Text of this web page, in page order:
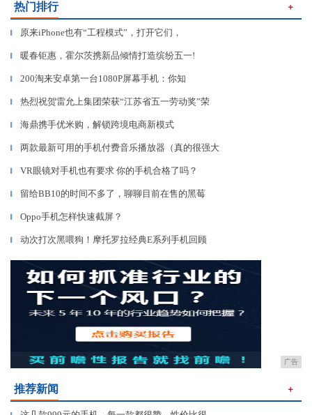
热门排行 ＋
▎ 原来iPhone也有“工程模式”，打开它们，
▎ 暖春钜惠，霍尔茨携新品倾情打造缤纷五一!
▎ 200淘来安卓第一台1080P屏幕手机：你知
▎ 热烈祝贺雷允上集团荣获“江苏省五一劳动奖”荣
▎ 海鼎携手优米购，解锁跨境电商新模式
▎ 两款最新可用的手机付费音乐播放器（真的很强大
▎ VR眼镜对手机也有要求 你的手机合格了吗？
▎ 留给BB10的时间不多了，聊聊目前在售的黑莓
▎ Oppo手机怎样快速截屏？
▎ 动次打次黑喂狗！摩托罗拉经典E系列手机回顾
广告
推荐新闻 ＋